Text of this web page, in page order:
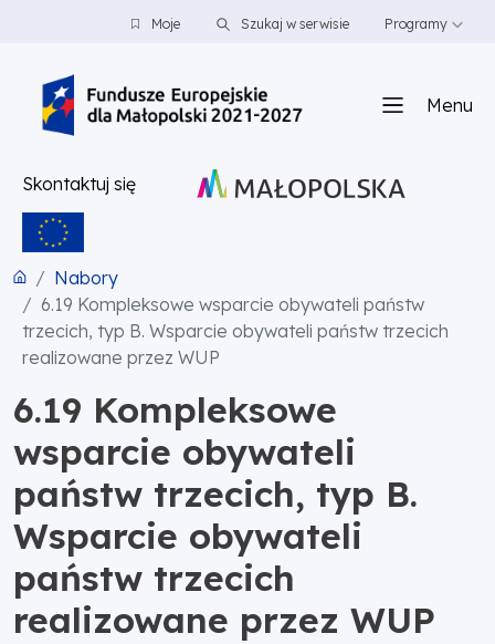
PRZEJDŹ DO TREŚCI
PRZEJDŹ DO MENUMoje Szukaj w serwisie Programy
Menu
Skontaktuj się
Nabory
6.19 Kompleksowe wsparcie obywateli państw
trzecich, typ B. Wsparcie obywateli państw trzecich
realizowane przez WUP
6.19 Kompleksowe
wsparcie obywateli
państw trzecich, typ B.
Wsparcie obywateli
państw trzecich
realizowane przez WUP